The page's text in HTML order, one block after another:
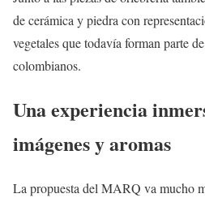
de cerámica y piedra con
vegetales que todavía forman parte
colombianos.
Una experiencia
imágenes y aromas
La propuesta del MARQ va mucho